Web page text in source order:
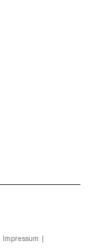
Impressum